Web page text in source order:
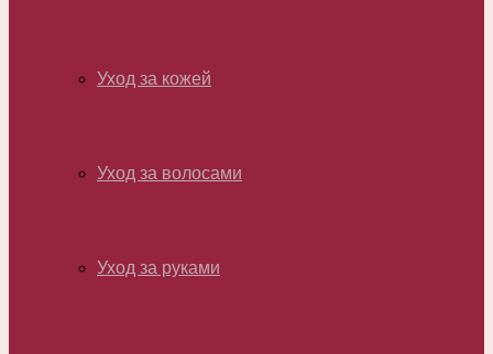
Уход за кожей
Уход за волосами
Уход за руками